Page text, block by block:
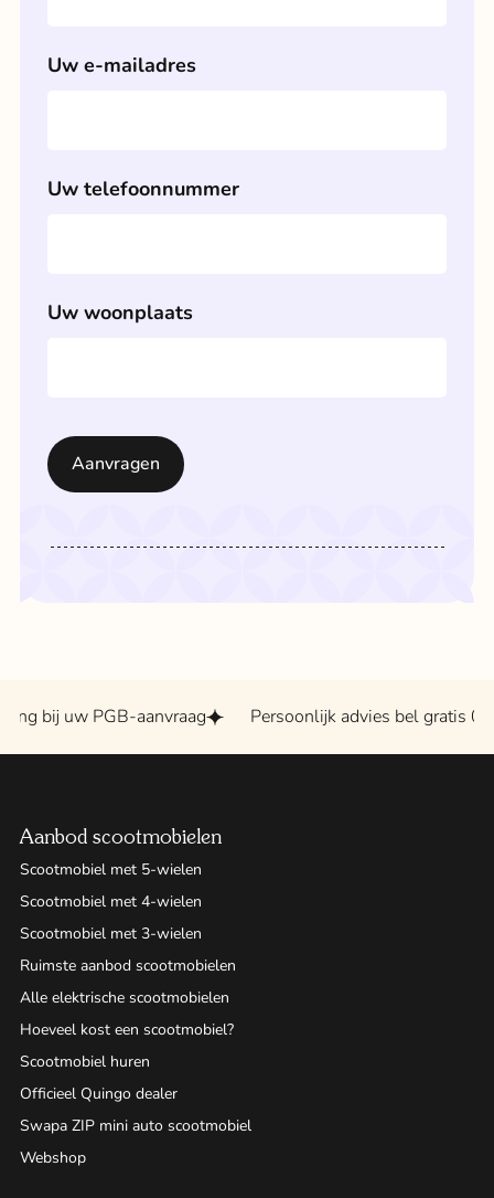
Uw e-mailadres
Uw telefoonnummer
Uw woonplaats
bij uw PGB-aanvraag Persoonlijk advies bel gratis
Aanbod scootmobielen
Scootmobiel met 5-wielen
Scootmobiel met 4-wielen
Scootmobiel met 3-wielen
Ruimste aanbod scootmobielen
Alle elektrische scootmobielen
Hoeveel kost een scootmobiel?
Scootmobiel huren
Officieel Quingo dealer
Swapa ZIP mini auto scootmobiel
Webshop